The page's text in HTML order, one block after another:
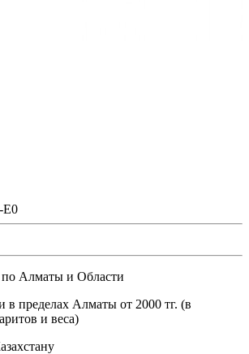
E0
по Алматы и Области
в пределах Алматы от 2000 тг. (в
и веса)